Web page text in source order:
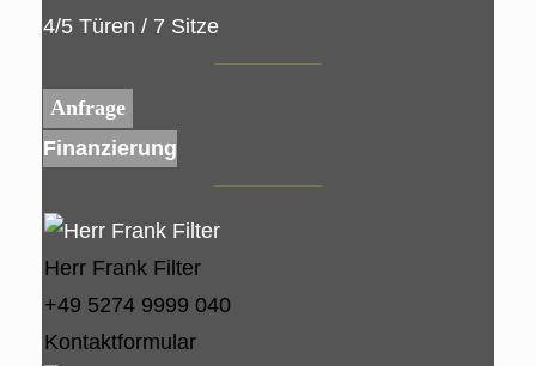
4/5 Türen / 7 Sitze
Anfrage
Finanzierung
Herr Frank Filter
+49 5274 9999 040
Kontaktformular